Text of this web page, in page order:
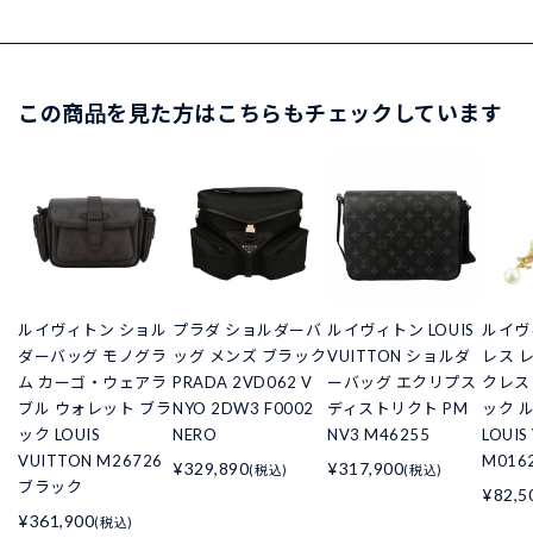
この商品を見た方はこちらもチェックしています
ルイヴィトン ショル
ダーバッグ モノグラ
ム カーゴ・ウェアラ
ブル ウォレット ブラ
ック LOUIS
VUITTON M26726
ブラック
¥361,900(税込)
プラダ ショルダーバ
ッグ メンズ ブラック
PRADA 2VD062 V
NYO 2DW3 F0002
NERO
¥329,890(税込)
ルイヴィトン LOUIS
VUITTON ショルダ
ーバッグ エクリプス
ディストリクト PM
NV3 M46255
¥317,900(税込)
ルイ
レス
クレ
ック